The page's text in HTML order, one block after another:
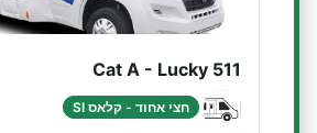
Cat A - Lucky 511
חצי אחוד - קלאס SI